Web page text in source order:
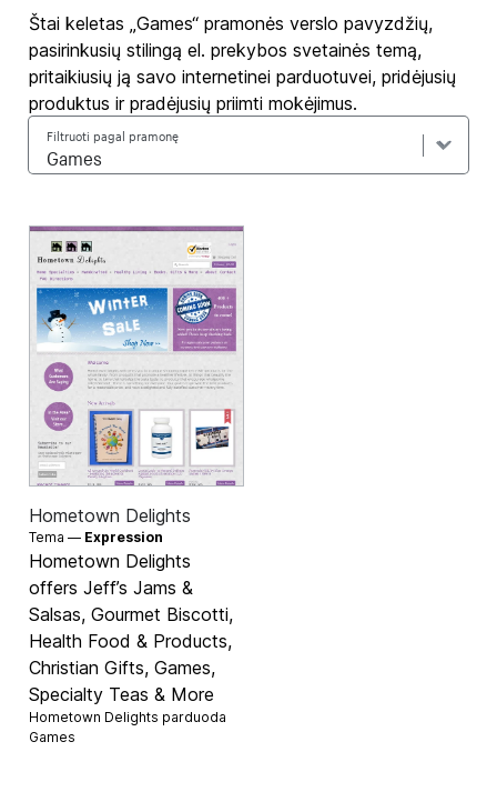
Štai keletas „Games“ pramonės verslo pavyzdžių,
pasirinkusių stilingą el. prekybos svetainės temą,
pritaikiusių ją savo internetinei parduotuvei, pridėjusių
produktus ir pradėjusių priimti mokėjimus.
Filtruoti pagal pramonę
Hometown Delights
Tema — Expression
Hometown Delights
offers Jeff’s Jams &
Salsas, Gourmet Biscotti,
Health Food & Products,
Christian Gifts, Games,
Specialty Teas & More
Hometown Delights parduoda
Games